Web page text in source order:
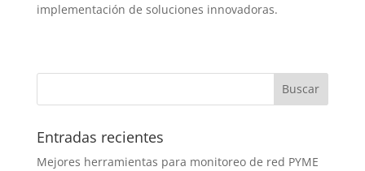
implementación de soluciones innovadoras.
Entradas recientes
Mejores herramientas para monitoreo de red PYME